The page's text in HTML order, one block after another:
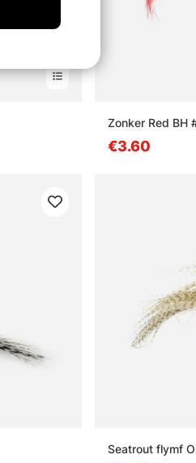
Zonker Red BH
€3.60
Seatrout flymf